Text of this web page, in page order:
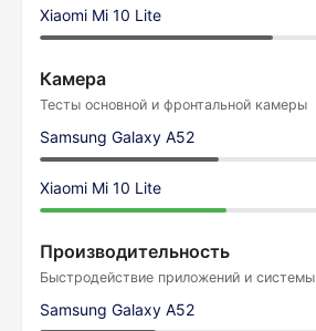
Xiaomi Mi 10 Lite
Камера
Тесты основной и фронтальной камеры
Samsung Galaxy A52
Xiaomi Mi 10 Lite
Производительность
Быстродействие приложений и системы
Samsung Galaxy A52